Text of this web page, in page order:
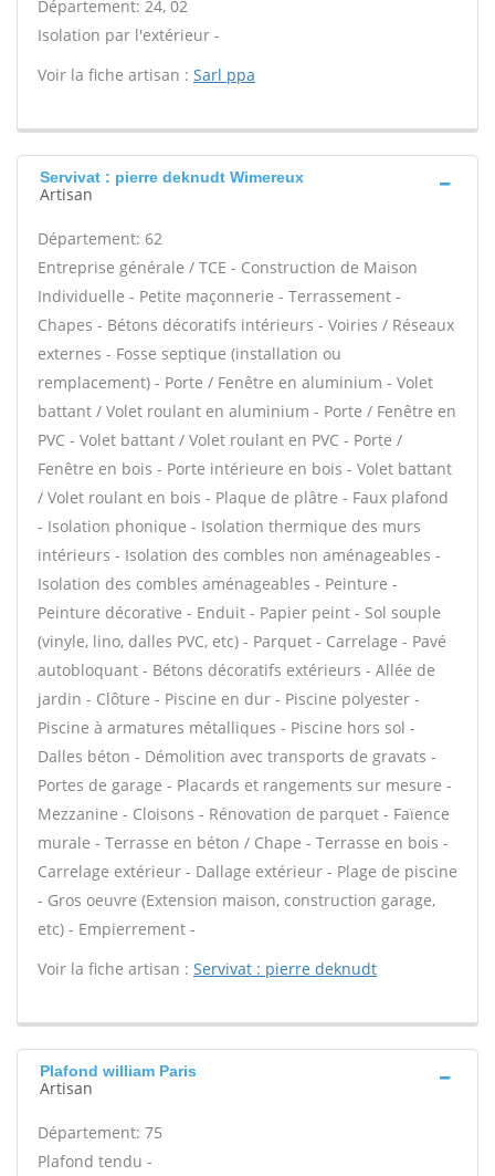
Département: 24, 02
Isolation par l'extérieur -
Voir la fiche artisan : Sarl ppa
Servivat : pierre deknudt Wimereux
Artisan
Département: 62
Entreprise générale / TCE - Construction de Maison
Individuelle - Petite maçonnerie - Terrassement -
Chapes - Bétons décoratifs intérieurs - Voiries / Réseaux
externes - Fosse septique (installation ou
remplacement) - Porte / Fenêtre en aluminium - Volet
battant / Volet roulant en aluminium - Porte / Fenêtre en
PVC - Volet battant / Volet roulant en PVC - Porte /
Fenêtre en bois - Porte intérieure en bois - Volet battant
/ Volet roulant en bois - Plaque de plâtre - Faux plafond
- Isolation phonique - Isolation thermique des murs
intérieurs - Isolation des combles non aménageables -
Isolation des combles aménageables - Peinture -
Peinture décorative - Enduit - Papier peint - Sol souple
(vinyle, lino, dalles PVC, etc) - Parquet - Carrelage - Pavé
autobloquant - Bétons décoratifs extérieurs - Allée de
jardin - Clôture - Piscine en dur - Piscine polyester -
Piscine à armatures métalliques - Piscine hors sol -
Dalles béton - Démolition avec transports de gravats -
Portes de garage - Placards et rangements sur mesure -
Mezzanine - Cloisons - Rénovation de parquet - Faïence
murale - Terrasse en béton / Chape - Terrasse en bois -
Carrelage extérieur - Dallage extérieur - Plage de piscine
- Gros oeuvre (Extension maison, construction garage,
etc) - Empierrement -
Voir la fiche artisan : Servivat : pierre deknudt
Plafond william Paris
Artisan
Département: 75
Plafond tendu -